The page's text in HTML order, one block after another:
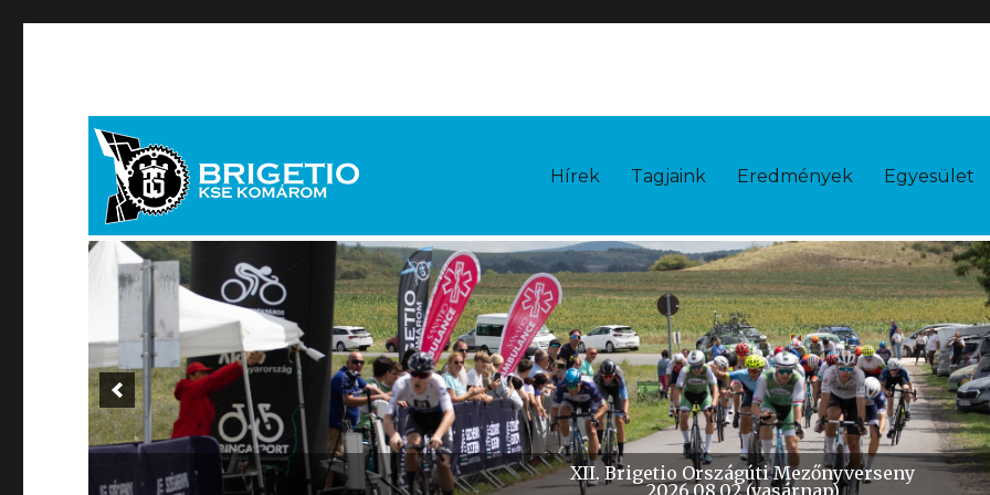
Brigetio KSE
brigetiosport[kukac]brigetiosport.hu
Hírek Tagjaink Eredmények Egyesület
X. Brigetio Időfutam
2026.10.11 (vasárnap)